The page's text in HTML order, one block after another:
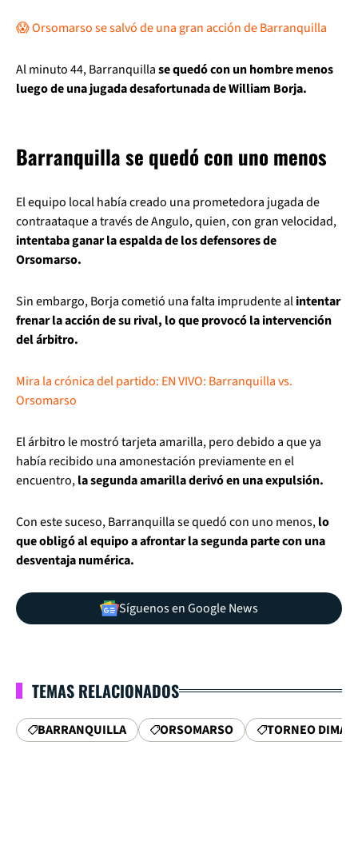
😱 Orsomarso se salvó de una gran acción de Barranquilla
Al minuto 44, Barranquillase quedó con un hombre menos
luego de una jugada desafortunada de William Borja.
Barranquilla se quedó con uno menos
El equipo local había creado una prometedora jugada de
contraataque a través de Angulo, quien, con gran velocidad,
intentaba ganar la espalda de los defensores de
Orsomarso.
Sin embargo, Borja cometió una falta imprudente alintentar
frenar la acción de su rival, lo que provocó la intervención
del árbitro.
Mira la crónica del partido: EN VIVO: Barranquilla vs.
Orsomarso
El árbitro le mostró tarjeta amarilla, pero debido a que ya
había recibido una amonestación previamente en el
encuentro,la segunda amarilla derivó en una expulsión.
Con este suceso, Barranquilla se quedó con uno menos,lo
que obligó al equipo a afrontar la segunda parte con una
desventaja numérica.
Síguenos en Google News
TEMAS RELACIONADOS
BARRANQUILLA ORSOMARSO TORNEO